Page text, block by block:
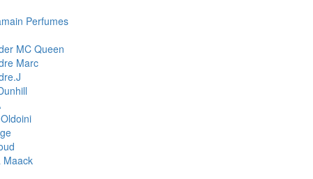
Perfumes
MC Queen
Marc
Maack